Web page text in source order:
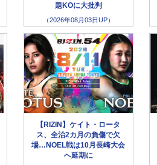
題KOに大批判
（2026年08月03日UP）
【RIZIN】ケイト・ロータ
ス、全治2カ月の負傷で欠
場…NOEL戦は10月長崎大会
へ延期に